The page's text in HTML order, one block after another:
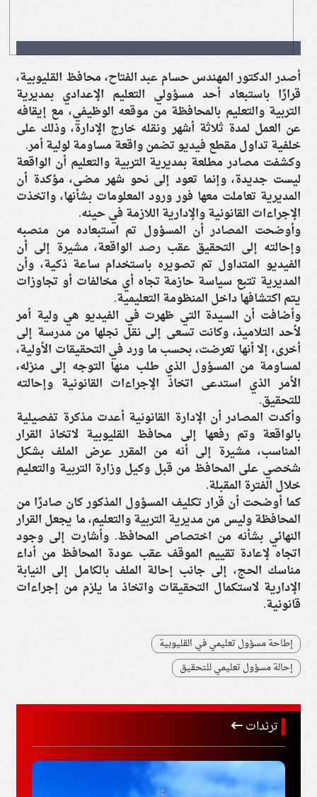
أصدر الدكتور المهندس حسام عبد الفتاح، محافظ القليوبية،
قرارًا باستبعاد أحد مسؤولي التعليم الإعدادي بمديرية
التربية والتعليم بالمحافظة من موقعه الوظيفي، مع إيقافه
عن العمل لمدة ثلاثة أشهر ونقله خارج الإدارة، وذلك على
خلفية تداول مقطع فيديو تضمن واقعة مساومة لولية أمر.
وكشفت مصادر مطلعة بمديرية التربية والتعليم أن الواقعة
ليست جديدة، وإنما تعود إلى نحو شهر مضى، مؤكدة أن
المديرية تعاملت معها فور ورود المعلومات بشأنها، واتخذت
الإجراءات القانونية والإدارية اللازمة في حينه.
وأوضحت المصادر أن المسؤول تم استبعاده من منصبه
وإحالته إلى التحقيق عقب رصد الواقعة، مشيرة إلى أن
الفيديو المتداول تم تصويره باستخدام ساعة ذكية، وأن
المديرية تتبع سياسة حازمة تجاه أي مخالفات أو تجاوزات
يتم اكتشافها داخل المنظومة التعليمية.
وأضافت أن السيدة التي ظهرت في الفيديو هي ولية أمر
لأحد التلاميذ، وكانت تسعى إلى نقل نجلها من مدرسة إلى
أخرى، إلا أنها تعرضت، بحسب ما ورد في التحقيقات الأولية،
لمساومة من المسؤول الذي طلب منها التوجه إلى منزله،
الأمر الذي استدعى اتخاذ الإجراءات القانونية وإحالته
للتحقيق.
وأكدت المصادر أن الإدارة القانونية أعدت مذكرة تفصيلية
بالواقعة وتم رفعها إلى محافظ القليوبية لاتخاذ القرار
المناسب، مشيرة إلى أنه من المقرر عرض الملف بشكل
شخصي على المحافظ من قبل وكيل وزارة التربية والتعليم
خلال الفترة المقبلة.
كما أوضحت أن قرار تكليف المسؤول المذكور كان صادرًا من
المحافظة وليس من مديرية التربية والتعليم، ما يجعل القرار
النهائي بشأنه من اختصاص المحافظ. وأشارت إلى وجود
اتجاه لإعادة تقييم الموقف عقب عودة المحافظ من أداء
مناسك الحج، إلى جانب إحالة الملف بالكامل إلى النيابة
الإدارية لاستكمال التحقيقات واتخاذ ما يلزم من إجراءات
قانونية.
إطاحة مسؤول تعليمي في القليوبية
إحالة مسؤول تعليمي للتحقيق
ترندات